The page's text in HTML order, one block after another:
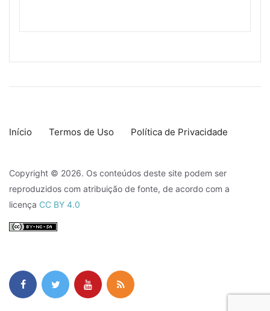
Início Termos de Uso Política de Privacidade
Copyright © 2026. Os conteúdos deste site podem ser
reproduzidos com atribuição de fonte, de acordo com a
licença CC BY 4.0